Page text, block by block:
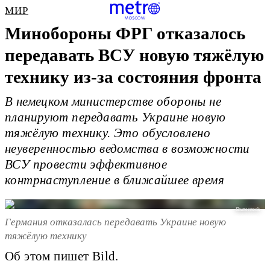
МИР
Минобороны ФРГ отказалось
передавать ВСУ новую тяжёлую
технику из-за состояния фронта
В немецком министерстве обороны не
планируют передавать Украине новую
тяжёлую технику. Это обусловлено
неуверенностью ведомства в возможности
ВСУ провести эффективное
контрнаступление в ближайшее время
Shutterstock
Германия отказалась передавать Украине новую
тяжёлую технику
Об этом пишет Bild.